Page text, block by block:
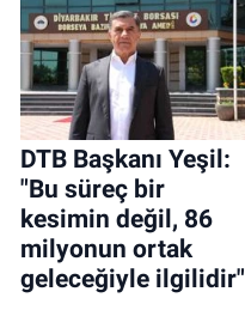
DTB Başkanı Yeşil:
"Bu süreç bir
kesimin değil, 86
milyonun ortak
geleceğiyle ilgilidir"